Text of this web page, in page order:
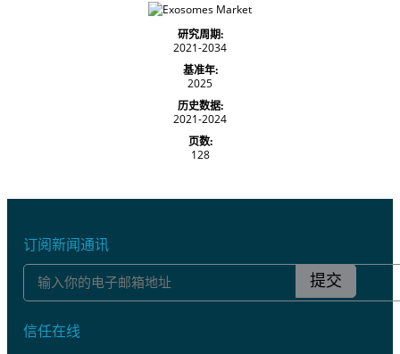
研究周期:
2021-2034
基准年:
2025
历史数据:
2021-2024
页数:
128
订阅新闻通讯
提交
信任在线